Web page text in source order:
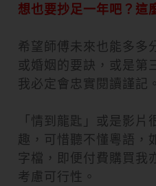
想也要抄足一年吧？這
希望師傅未來也能多多
或婚姻的要訣，或是第
我必定會忠實閱讀謹記。
「情到龍匙」或是影
趣，可惜聽不懂粵語，
字檔，即便付費購買我
考慮可行性。